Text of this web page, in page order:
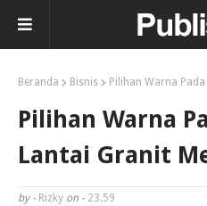
Beranda Bisnis Pilihan Warna
Pilihan Warna
Lantai Granit
by - Rizky on - 23.59